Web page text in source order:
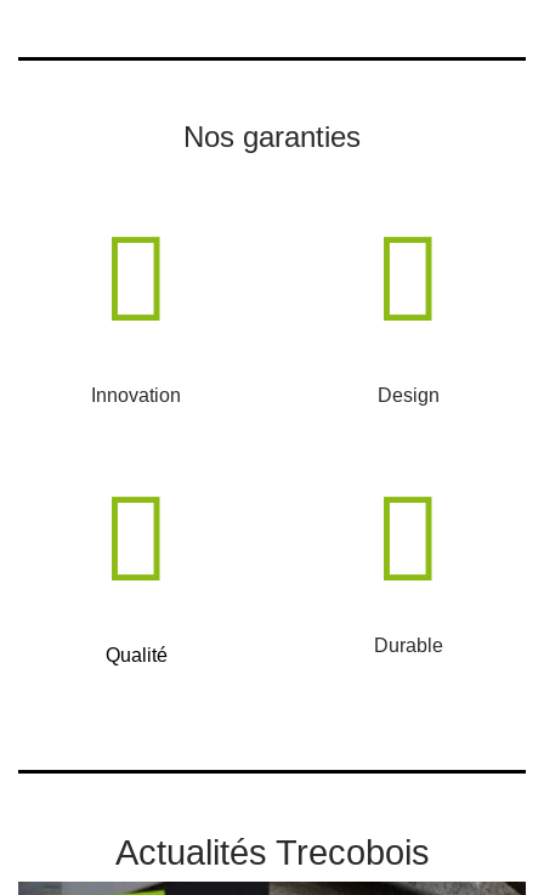
Nos garanties
Innovation Design
Qualité Durable
Actualités Trecobois